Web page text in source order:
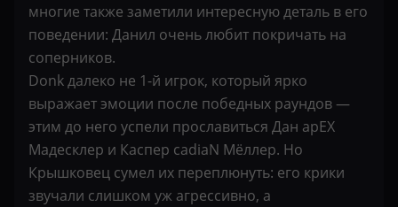
многие также заметили интересную деталь в его
поведении: Данил очень любит покричать на
соперников.
Donk далеко не 1-й игрок, который ярко
выражает эмоции после победных раундов —
этим до него успели прославиться Дан apEX
Мадесклер и Каспер cadiaN Мёллер. Но
Крышковец сумел их переплюнуть: его крики
звучали слишком уж агрессивно, а